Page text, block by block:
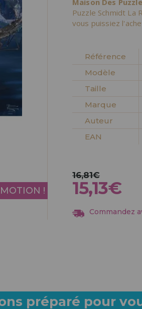
Allez-y! Nous
Maison Des
Puzzle Schmidt La
vous puissiez
Référence
Modèle
Taille
Marque
Auteur
EAN
!
16,81€
15,13€
Commandez
préparé pour